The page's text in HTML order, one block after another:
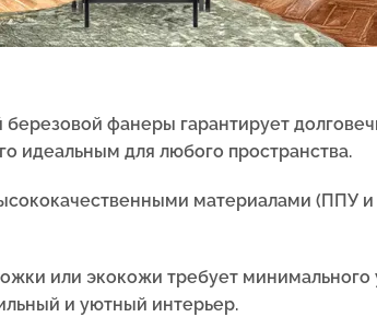
фанеры гарантирует
идеальным для любого пространства.
материалами (ППУ и
или экокожи требует минимального
и уютный интерьер.